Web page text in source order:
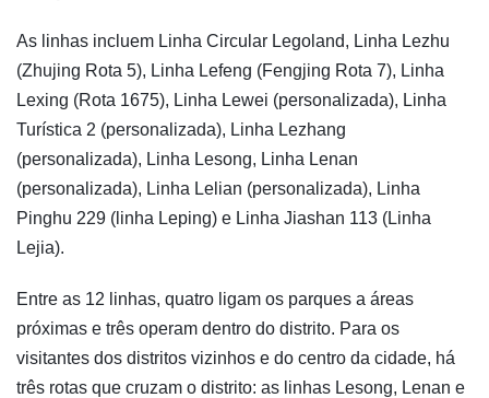
As linhas incluem Linha Circular Legoland, Linha Lezhu
(Zhujing Rota 5), Linha Lefeng (Fengjing Rota 7), Linha
Lexing (Rota 1675), Linha Lewei (personalizada), Linha
Turística 2 (personalizada), Linha Lezhang
(personalizada), Linha Lesong, Linha Lenan
(personalizada), Linha Lelian (personalizada), Linha
Pinghu 229 (linha Leping) e Linha Jiashan 113 (Linha
Lejia).
Entre as 12 linhas, quatro ligam os parques a áreas
próximas e três operam dentro do distrito. Para os
visitantes dos distritos vizinhos e do centro da cidade, há
três rotas que cruzam o distrito: as linhas Lesong, Lenan e